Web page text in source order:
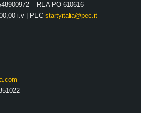
– REA PO 610616
i.v | PEC startyitalia@pec.it